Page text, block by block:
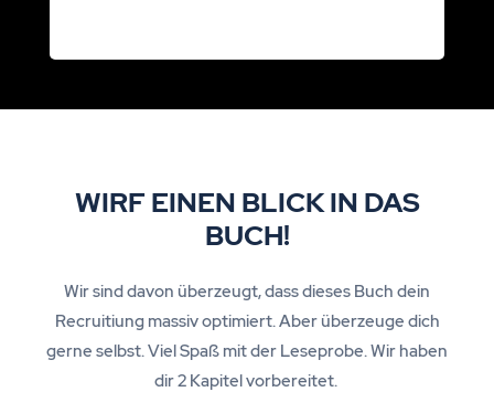
WIRF EINEN BLICK IN DAS
BUCH!
Wir sind davon überzeugt, dass dieses Buch dein
Recruitiung massiv optimiert. Aber überzeuge dich
gerne selbst. Viel Spaß mit der Leseprobe. Wir haben
dir 2 Kapitel vorbereitet.